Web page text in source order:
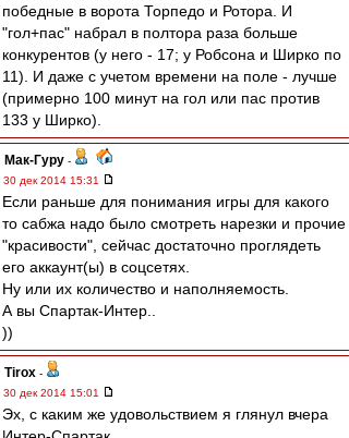
победные в ворота Торпедо и Ротора. И
"гол+пас" набрал в полтора раза больше
конкурентов (у него - 17; у Робсона и Ширко по
11). И даже с учетом времени на поле - лучше
(примерно 100 минут на гол или пас против
133 у Ширко).
Мак-Гуру -
30 дек 2014 15:31
Если раньше для понимания игры для какого
то сабжа надо было смотреть нарезки и прочие
"красивости", сейчас достаточно проглядеть
его аккаунт(ы) в соцсетях.
Ну или их количество и наполняемость.
А вы Спартак-Интер..
))
Tirox -
30 дек 2014 15:01
Эх, с каким же удовольствием я глянул вчера